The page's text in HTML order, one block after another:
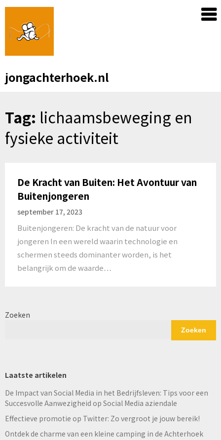
Skip
content
jongachterhoek.nl
Tag: lichaamsbeweging en
fysieke activiteit
De Kracht van Buiten: Het Avontuur van
Buitenjongeren
september 17, 2023
Buitenjongeren: De kracht van de natuur voor
jongeren In een wereld waarin technologie en
schermen steeds dominanter worden, is het
belangrijk om de waarde…
Zoeken
Zoeken
Laatste artikelen
De Impact van Social Media in het Bedrijfsleven: Tips voor een
Succesvolle Aanwezigheid op Social Media aziendale
Effectieve promotie op Twitter: Zo vergroot je jouw bereik!
Ontdek de charme van een kleine camping in de Achterhoek